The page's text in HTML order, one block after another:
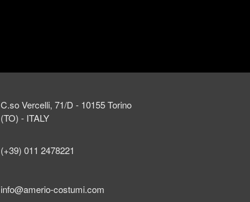
C.so Vercelli, 71/D - 10155 Torino
(TO) - ITALY
(+39) 011 2478221
info@amerio-costumi.com